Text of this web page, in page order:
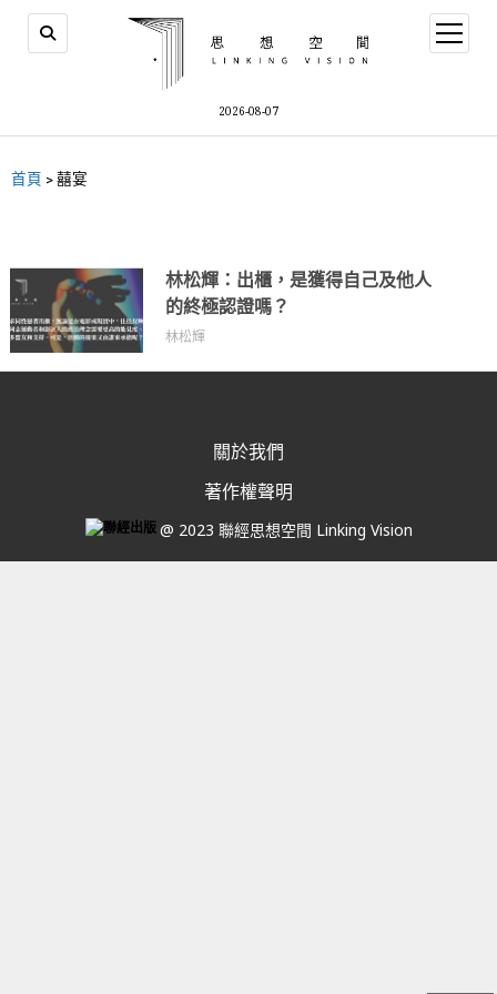
2026-08-07
首頁 >囍宴
林松輝：出櫃，是獲得自己及他人
的終極認證嗎？
林松輝
關於我們
著作權聲明
@ 2023 聯經思想空間 Linking Vision